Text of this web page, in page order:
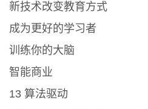
新技术改变教育方式
成为更好的学习者
训练你的大脑
智能商业
13 算法驱动